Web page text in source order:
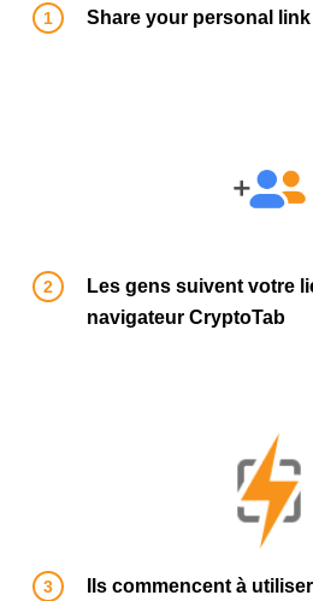
Share your personal link
Les gens suivent votre
navigateur CryptoTab
Ils commencent à